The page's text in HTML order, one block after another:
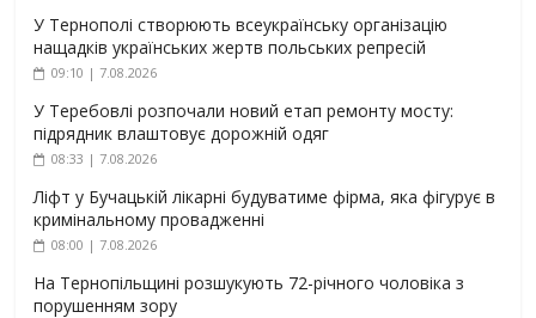
У Тернополі створюють всеукраїнську організацію
нащадків українських жертв польських репресій
09:10 | 7.08.2026
У Теребовлі розпочали новий етап ремонту мосту:
підрядник влаштовує дорожній одяг
08:33 | 7.08.2026
Ліфт у Бучацькій лікарні будуватиме фірма, яка фігурує в
кримінальному провадженні
08:00 | 7.08.2026
На Тернопільщині розшукують 72-річного чоловіка з
порушенням зору